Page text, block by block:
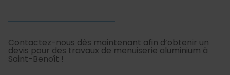
Contactez-nous dès maintenant afin d’obtenir un
devis pour des travaux de menuiserie aluminium à
Saint-Benoît !